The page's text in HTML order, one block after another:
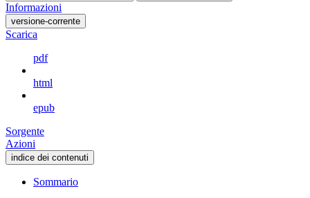
Informazioni
versione-corrente
Scarica
pdf
html
epub
Sorgente
Azioni
indice dei contenuti
Sommario